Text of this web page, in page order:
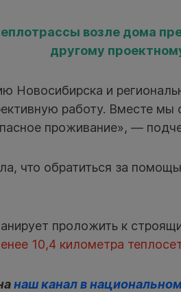
возле дома
другому
Новосибирска и
работу. Вместе мы
проживание», —
что обратиться за
проложить к
10,4 километра
наш канал в